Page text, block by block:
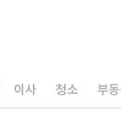
이사 청소 부